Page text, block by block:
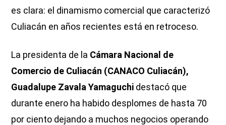
es clara: el dinamismo comercial que caracterizó
Culiacán en años recientes está en retroceso.
La presidenta de la Cámara Nacional de
Comercio de Culiacán (CANACO Culiacán),
Guadalupe Zavala Yamaguchi destacó que
durante enero ha habido desplomes de hasta 70
por ciento dejando a muchos negocios operando